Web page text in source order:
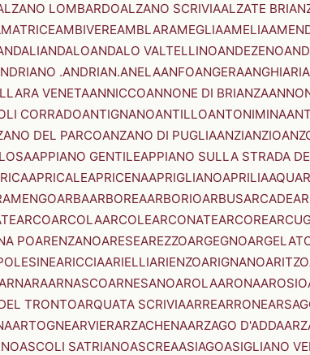
LOMBARDOALZANO SCRIVIAALZATE
AMBIVEREAMBLARAMEGLIAAMELIA
ANDALOANDALO VALTELLINOANDEZENO
.ANDRIAN.ANELAANFOANGERAANGHIARI
VENETAANNICCOANNONE DI BRIANZA
CORRADOANTIGNANOANTILLOANTONIMINA
DEL PARCOANZANO DI PUGLIAANZIANZIO
APPIANO GENTILEAPPIANO SULLA STRADA
APRICALEAPRICENAAPRIGLIANOAPRILIA
ARBAARBOREAARBORIOARBUSARCADE
ARCOARCOLAARCOLEARCONATEARCORE
POARENZANOARESEAREZZOARGEGNO
ARICCIAARIELLIARIENZOARIGNANOARITZO
ARNASCOARNESANOAROLAARONAAROSIO
TRONTOARQUATA SCRIVIAARREARRONE
ARTOGNEARVIERARZACHENAARZAGO D'ADDA
ASCOLI SATRIANOASCREAASIAGOASIGLIANO